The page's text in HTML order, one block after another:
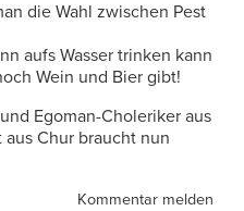
die Wahl zwischen Pest
aufs Wasser trinken kann
Wein und Bier gibt!
Egoman-Choleriker aus
Chur braucht nun
Kommentar melden